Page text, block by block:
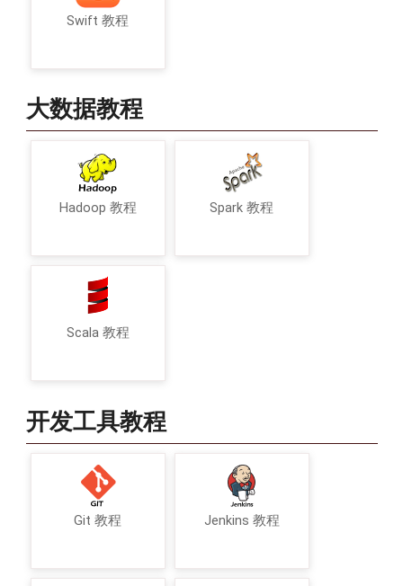
Swift 教程
大数据教程
Hadoop 教程 Spark 教程
Scala 教程
开发工具教程
Git 教程 Jenkins 教程